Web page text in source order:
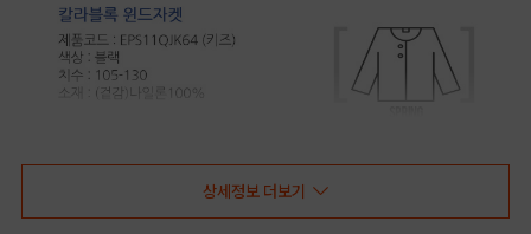
상세정보 더보기